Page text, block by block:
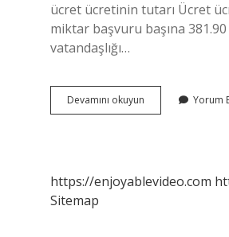
ücret ücretinin tutarı Ücret
miktar başvuru başına 381.90
vatandaşlığı…
Devamını okuyun
Vatandaşlık
Yorum
https://enjoyablevideo.com
Sitemap